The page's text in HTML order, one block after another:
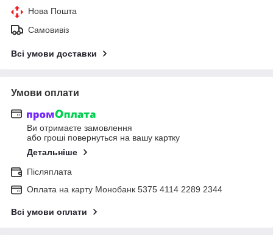
Нова Пошта
Самовивіз
Всі умови доставки
Умови оплати
Ви отримаєте замовлення
або гроші повернуться на вашу картку
Детальніше
Післяплата
Оплата на карту Монобанк 5375 4114 2289 2344
Всі умови оплати